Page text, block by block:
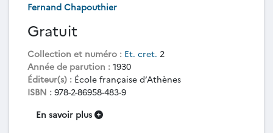
Fernand Chapouthier
Gratuit
Collection et numéro : Et. cret. 2
Année de parution : 1930
Éditeur(s) : École française d’Athènes
ISBN : 978-2-86958-483-9
En savoir plus